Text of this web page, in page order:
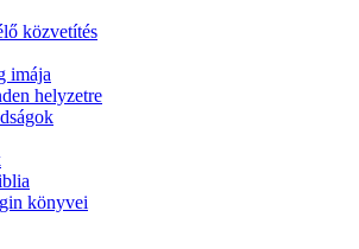
közvetítés
imája
helyzetre
könyvei